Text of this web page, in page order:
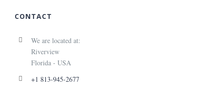
CONTACT
We are located at:
Riverview
Florida - USA
+1 813-945-2677